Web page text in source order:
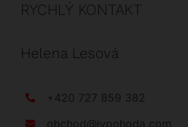
RYCHLÝ KONTAKT
Helena Lesová
+420 727 859 382
obchod@jvpohoda.com